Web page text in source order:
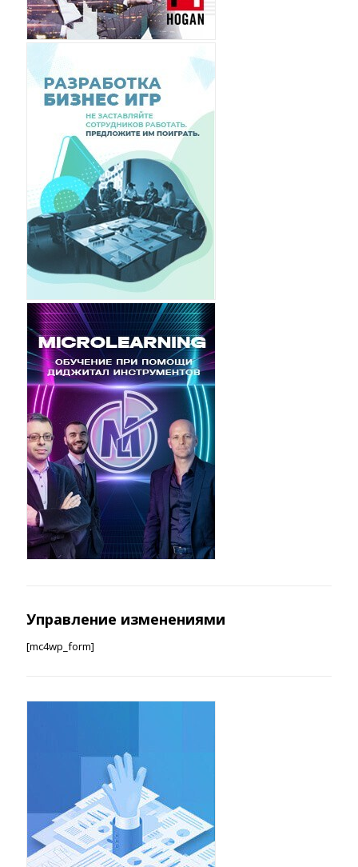
Управление изменениями
[mc4wp_form]